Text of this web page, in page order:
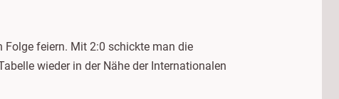
Folge feiern. Mit 2:0 schickte man die
wieder in der Nähe der Internationalen